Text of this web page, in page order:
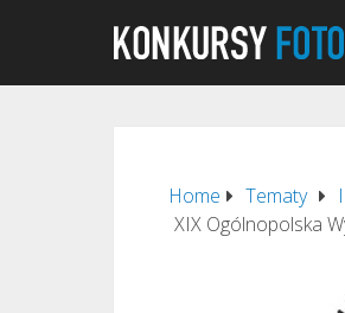
Home Tematy
XIX Ogólnopolska